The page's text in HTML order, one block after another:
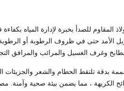
للصدأ بخبرة لإدارة المياه
الأمد حتى في ظروف الرطوبة أو
وغرف الغسيل والمرائب والمرافق
بدقة تلتقط الحطام والشعر
الكريهة ، مما يضمن بيئة صحية وآمنة.